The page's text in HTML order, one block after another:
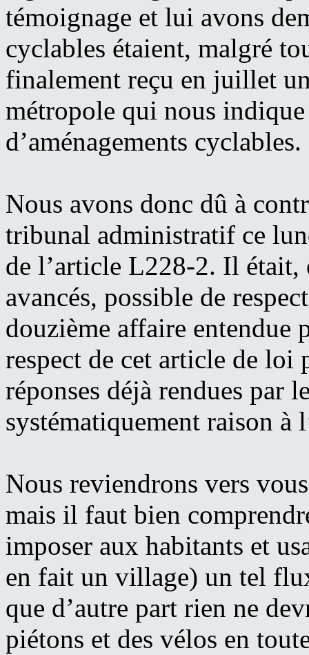
témoignage et lui avons
cyclables étaient, malgré
finalement reçu en juillet
métropole qui nous indique
d’aménagements cyclables.
Nous avons donc dû à
tribunal administratif ce
de l’article L228-2. Il était,
avancés, possible de
douzième affaire
respect de cet article de loi
réponses déjà rendues par
systématiquement raison à
Nous reviendrons vers
mais il faut bien
imposer aux habitants et
en fait un village) un tel
que d’autre part rien ne
piétons et des vélos en